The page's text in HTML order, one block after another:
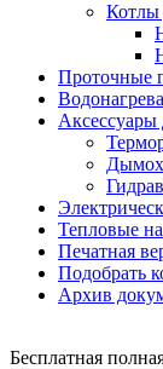
Котлы
Проточные
Аксессуары
Тепловые
Печатная
Подобрать
Архив
Бесплатная